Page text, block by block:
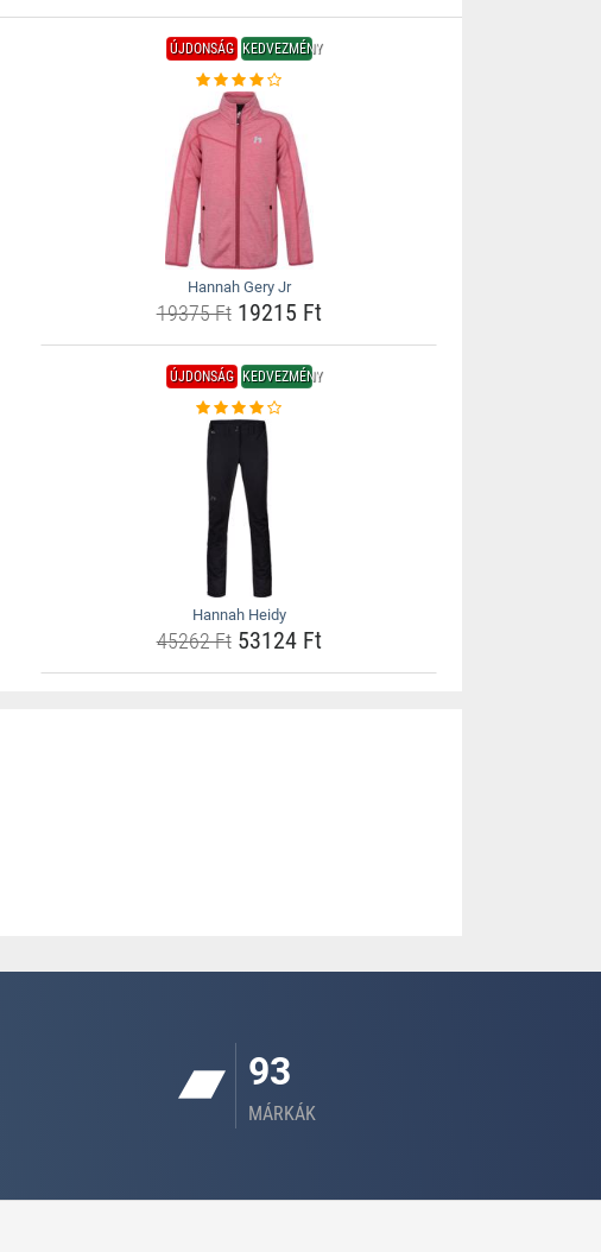
ÚJDONSÁG KEDVEZMÉNY
Hannah Gery Jr
19375 Ft19215 Ft
ÚJDONSÁG KEDVEZMÉNY
Hannah Heidy
45262 Ft53124 Ft
93
MÁRKÁK